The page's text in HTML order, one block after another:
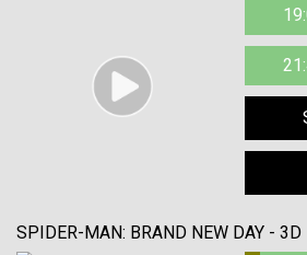
SPIDER-MAN: BRAND NEW DAY - 3D